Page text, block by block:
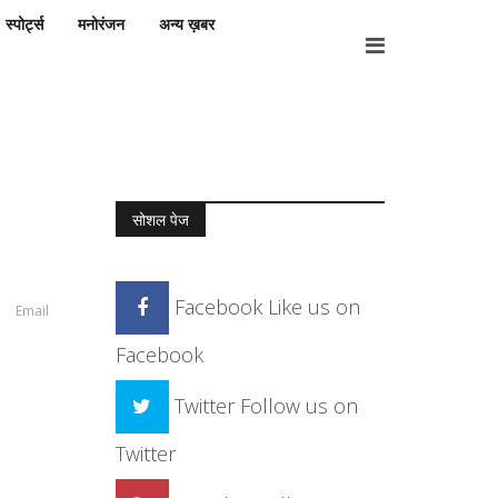
स्पोर्ट्स मनोरंजन अन्य ख़बर
Email
सोशल पेज
Facebook Like us on
Facebook
Twitter Follow us on
Twitter